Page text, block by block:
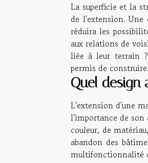
La superficie et la
de l'extension.
réduira les
aux relations de
liée à leur terrain
permis de construire.
Quel design
L'extension d'une
l'importance de son
couleur, de
abandon des
multifonctionnalité